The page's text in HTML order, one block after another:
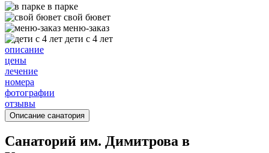
в парке
свой бювет
меню-заказ
дети с 4 лет
описание
цены
лечение
номера
фотографии
отзывы
Описание санатория
Санаторий им. Димитрова в